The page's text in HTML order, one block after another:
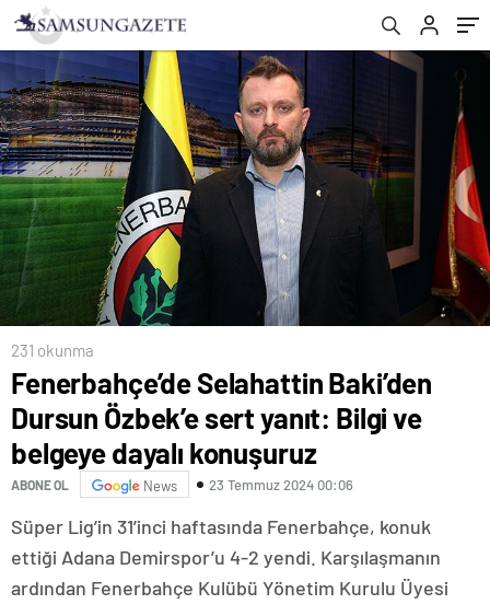
konuşuruz
231 okunma
Fenerbahçe’de Selahattin Baki’den
Dursun Özbek’e sert yanıt: Bilgi ve
belgeye dayalı konuşuruz
ABONE OL News 23 Temmuz 2024 00:06
Süper Lig’in 31’inci haftasında Fenerbahçe, konuk
ettiği Adana Demirspor’u 4-2 yendi. Karşılaşmanın
ardından Fenerbahçe Kulübü Yönetim Kurulu Üyesi